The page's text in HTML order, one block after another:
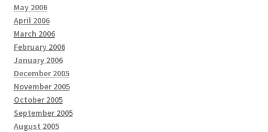
May 2006
April 2006
March 2006
February 2006
January 2006
December 2005
November 2005
October 2005
September 2005
August 2005